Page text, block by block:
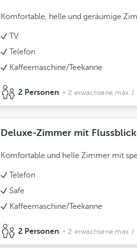
Komfortable, helle und geräumige
TV
Telefon
Kaffeemaschine/Teekanne
2 Personen 2 erwachsene max. /
Deluxe-Zimmer mit Flussblick
Komfortable und helle Zimmer mit
Telefon
Safe
Kaffeemaschine/Teekanne
2 Personen 2 erwachsene max. /